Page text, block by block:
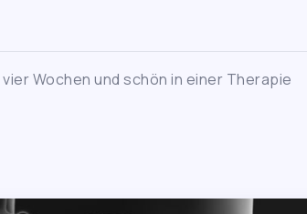
Wochen und schön in einer Therapie